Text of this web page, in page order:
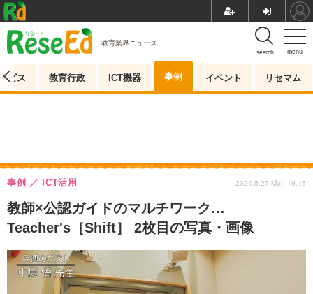
menu
search
教育業界ニュース
ビス 教育行政 ICT機器 事例 イベント リセマム
教師×公認ガイドのマルチワーク…
Teacher's［Shift］ 2枚目の写真・画像
事例 ICT活用 2024.5.27 Mon 19:15